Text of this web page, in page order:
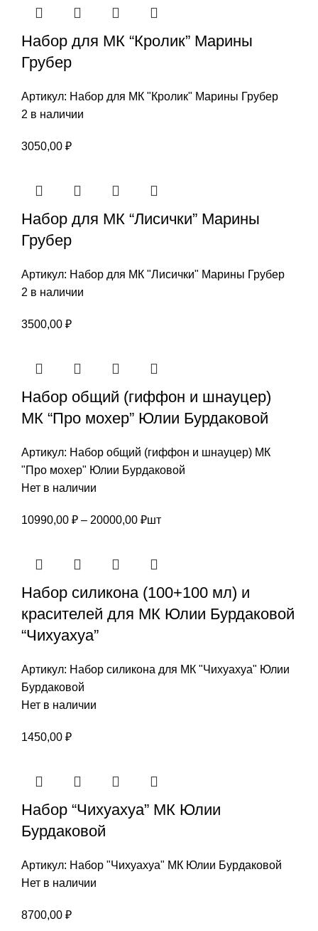
Набор для МК “Кролик” Марины
Грубер
Артикул: Набор для МК "Кролик" Марины Грубер
2 в наличии
3050,00 ₽
Набор для МК “Лисички” Марины
Грубер
Артикул: Набор для МК "Лисички" Марины Грубер
2 в наличии
3500,00 ₽
Набор общий (гиффон и шнауцер)
МК “Про мохер” Юлии Бурдаковой
Артикул: Набор общий (гиффон и шнауцер) МК
"Про мохер" Юлии Бурдаковой
Нет в наличии
10990,00 ₽ – 20000,00 ₽Диапазон
–
20000,00 ₽
шт
Набор силикона (100+100 мл) и
красителей для МК Юлии Бурдаковой
“Чихуахуа”
Артикул: Набор силикона для МК "Чихуахуа" Юлии
Бурдаковой
Нет в наличии
1450,00 ₽
Набор “Чихуахуа” МК Юлии
Бурдаковой
Артикул: Набор "Чихуахуа" МК Юлии Бурдаковой
Нет в наличии
8700,00 ₽